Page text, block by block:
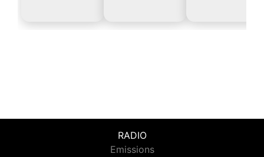
RADIO
Emissions